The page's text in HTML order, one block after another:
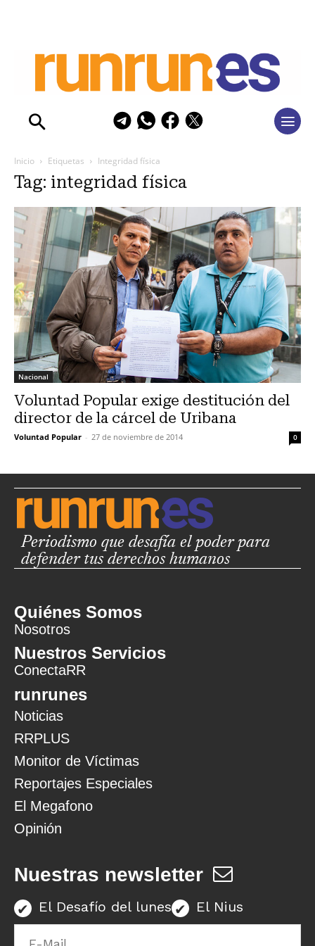
Inicio Etiquetas Integridad física
Tag: integridad física
Nacional
Voluntad Popular exige destitución del
director de la cárcel de Uribana
Voluntad Popular - 27 de noviembre de 2014 0
Periodismo que desafía el poder para
defender tus derechos humanos
Quiénes Somos
Nosotros
Nuestros Servicios
ConectaRR
runrunes
Noticias
RRPLUS
Monitor de Víctimas
Reportajes Especiales
El Megafono
Opinión
Nuestras newsletter
El Desafío del lunes El Nius